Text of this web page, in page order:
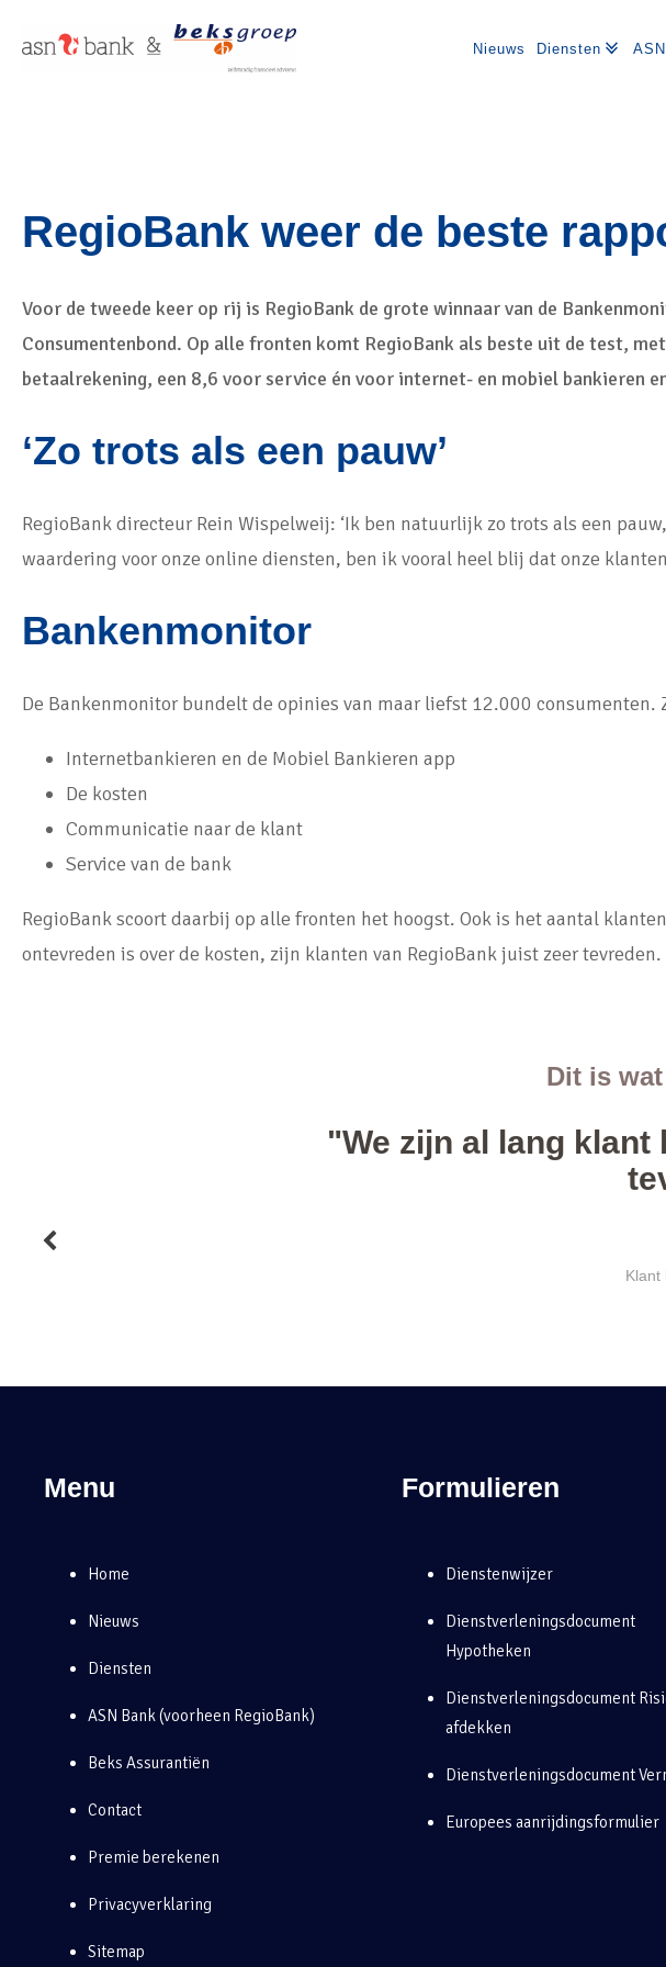
Nieuws Diensten
RegioBank weer de beste
Voor de tweede keer op rij is RegioBank de grote winnaar van de
Consumentenbond. Op alle fronten komt RegioBank als beste uit de test,
betaalrekening, een 8,6 voor service én voor internet- en mobiel bankieren
‘Zo trots als een pauw’
RegioBank directeur Rein Wispelweij: ‘Ik ben natuurlijk zo trots als een
waardering voor onze online diensten, ben ik vooral heel blij dat onze
Bankenmonitor
De Bankenmonitor bundelt de opinies van maar liefst 12.000 consumenten.
Internetbankieren en de Mobiel Bankieren app
De kosten
Communicatie naar de klant
Service van de bank
RegioBank scoort daarbij op alle fronten het hoogst. Ook is het aantal
ontevreden is over de kosten, zijn klanten van RegioBank juist zeer tevreden.
Menu
Home
Nieuws
Diensten
ASN Bank (voorheen RegioBank)
Beks Assurantiën
Contact
Premie berekenen
Privacyverklaring
Sitemap
Formulieren
Dienstenwijzer
Dienstverleningsdocument
Hypotheken
Dienstverleningsdocument
afdekken
Dienstverleningsdocument
Europees aanrijdingsformulier